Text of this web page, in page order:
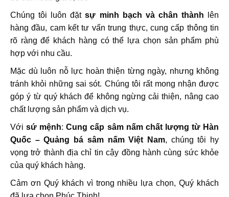
Chúng tôi luôn đặtsự minh bạch và chân thành lên
hàng đầu, cam kết tư vấn trung thực, cung cấp thông tin
rõ ràng để khách hàng có thể lựa chọn sản phẩm phù
hợp với nhu cầu.
Mặc dù luôn nỗ lực hoàn thiện từng ngày, nhưng không
tránh khỏi những sai sót. Chúng tôi rất mong nhận được
góp ý từ quý khách để không ngừng cải thiện, nâng cao
chất lượng sản phẩm và dịch vụ.
Vớisứ mệnh:Cung cấp sâm nấm chất lượng từ Hàn
Quốc – Quảng bá sâm nấm Việt Nam, chúng tôi hy
vọng trở thành địa chỉ tin cậy đồng hành cùng sức khỏe
của quý khách hàng.
Cảm ơn Quý khách vì trong nhiều lựa chọn, Quý khách